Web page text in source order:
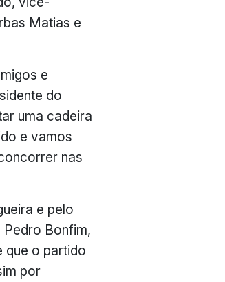
Matias e
e
do
uma cadeira
e vamos
nas
e pelo
Bonfim,
que o partido
por